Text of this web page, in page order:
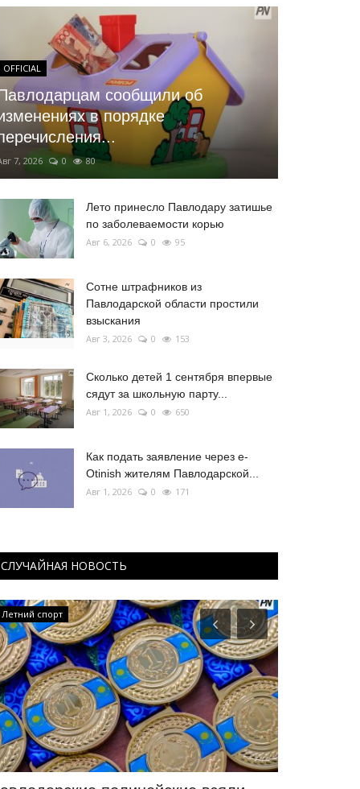
OFFICIAL
сообщили об
в порядке
7, 2026 0 80
Лето принесло Павлодару затишье
по заболеваемости корью
Авг 6, 2026 0 95
Сотне штрафников из
Павлодарской области простили
взыскания
Авг 3, 2026 0 153
Сколько детей 1 сентября впервые
сядут за школьную парту...
Авг 1, 2026 0 650
Как подать заявление через e-
Otinish жителям Павлодарской...
Авг 1, 2026 0 171
СЛУЧАЙНАЯ НОВОСТЬ
Летний спорт